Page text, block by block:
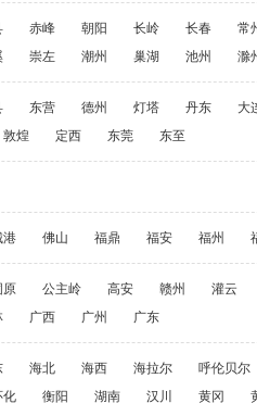
赤峰 朝阳 长岭 长春 常
崇左 潮州 巢湖 池州 滁
东营 德州 灯塔 丹东 大
敦煌 定西 东莞 东至
港 佛山 福鼎 福安 福州
原 公主岭 高安 赣州 灌云
广西 广州 广东
海北 海西 海拉尔 呼伦贝尔
化 衡阳 湖南 汉川 黄冈